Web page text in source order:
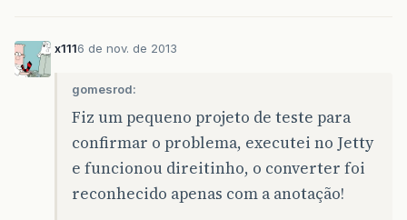
x1116 de nov. de 2013
gomesrod:
Fiz um pequeno projeto de teste para
confirmar o problema, executei no Jetty
e funcionou direitinho, o converter foi
reconhecido apenas com a anotação!